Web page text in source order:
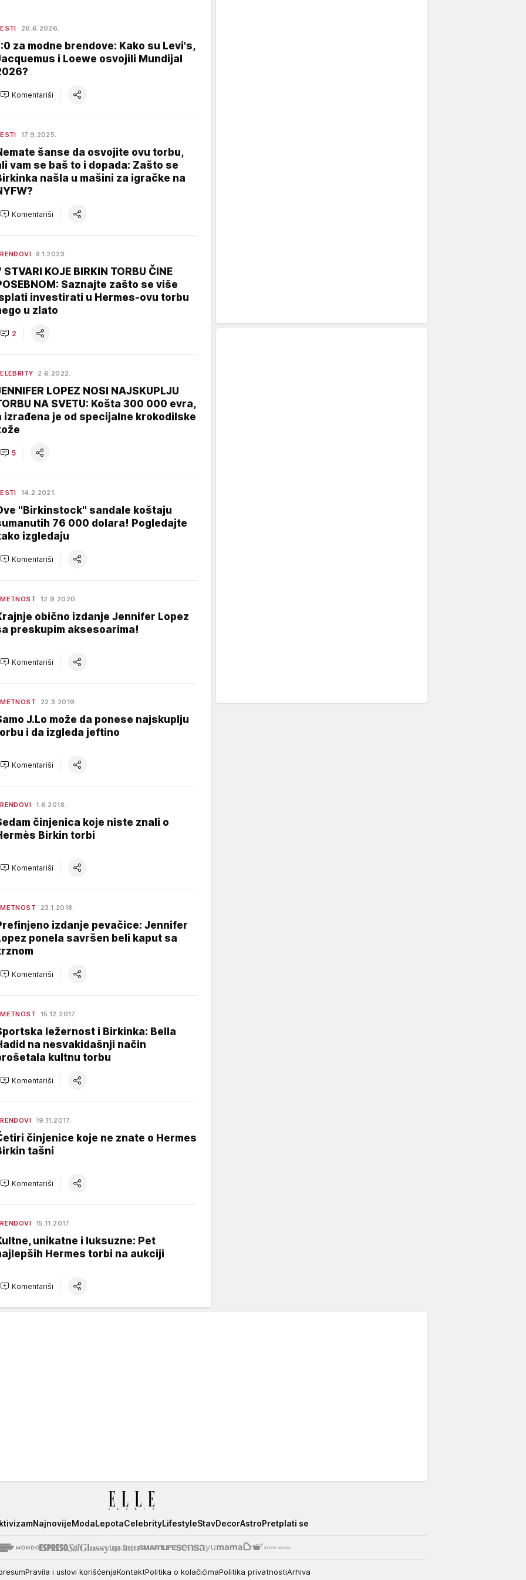
26.6.2026.
za modne brendove: Kako su Levi's,
i Loewe osvojili Mundijal
Komentariši
17.9.2025.
šanse da osvojite ovu torbu,
vam se baš to i dopada: Zašto se
našla u mašini za igračke na
Komentariši
8.1.2023.
STVARI KOJE BIRKIN TORBU ČINE
Saznajte zašto se više
investirati u Hermes-ovu torbu
u zlato
2
2.6.2022.
LOPEZ NOSI NAJSKUPLJU
NA SVETU: Košta 300 000 evra,
izrađena je od specijalne krokodilske
5
14.2.2021.
''Birkinstock'' sandale koštaju
76 000 dolara! Pogledajte
izgledaju
Komentariši
12.9.2020.
obično izdanje Jennifer Lopez
preskupim aksesoarima!
Komentariši
22.3.2019.
J.Lo može da ponese najskuplju
i da izgleda jeftino
Komentariši
1.6.2018.
činjenica koje niste znali o
Birkin torbi
Komentariši
23.1.2018.
izdanje pevačice: Jennifer
ponela savršen beli kaput sa
Komentariši
15.12.2017.
ležernost i Birkinka: Bella
na nesvakidašnji način
kultnu torbu
Komentariši
19.11.2017.
činjenice koje ne znate o Hermes
tašni
Komentariši
15.11.2017.
unikatne i luksuzne: Pet
Hermes torbi na aukciji
Komentariši
NajnovijeModaLepotaCelebrityLifestyleStavDecorAstroPretplati se
Pravila i uslovi korišćenjaKontaktPolitika o kolačićimaPolitika privatnostiArhiva